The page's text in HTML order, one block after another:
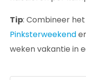
Tip: Combineer het
Pinksterweekend
weken vakantie in